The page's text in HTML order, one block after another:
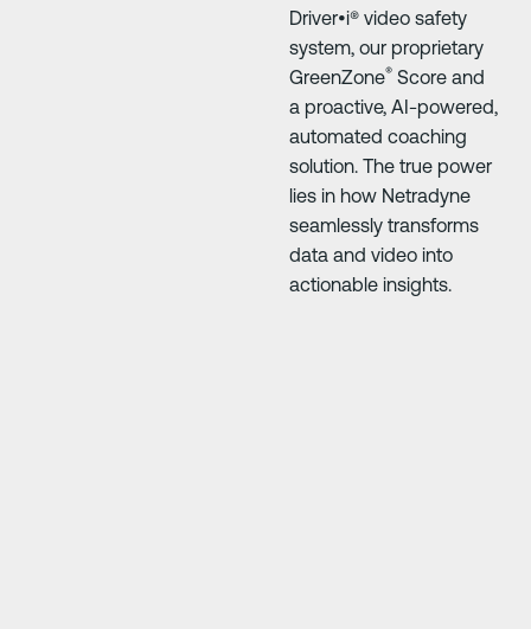
Driver•i® video safety
system, our proprietary
GreenZone® Score and
a proactive, AI-powered,
automated coaching
solution. The true power
lies in how Netradyne
seamlessly transforms
data and video into
actionable insights.